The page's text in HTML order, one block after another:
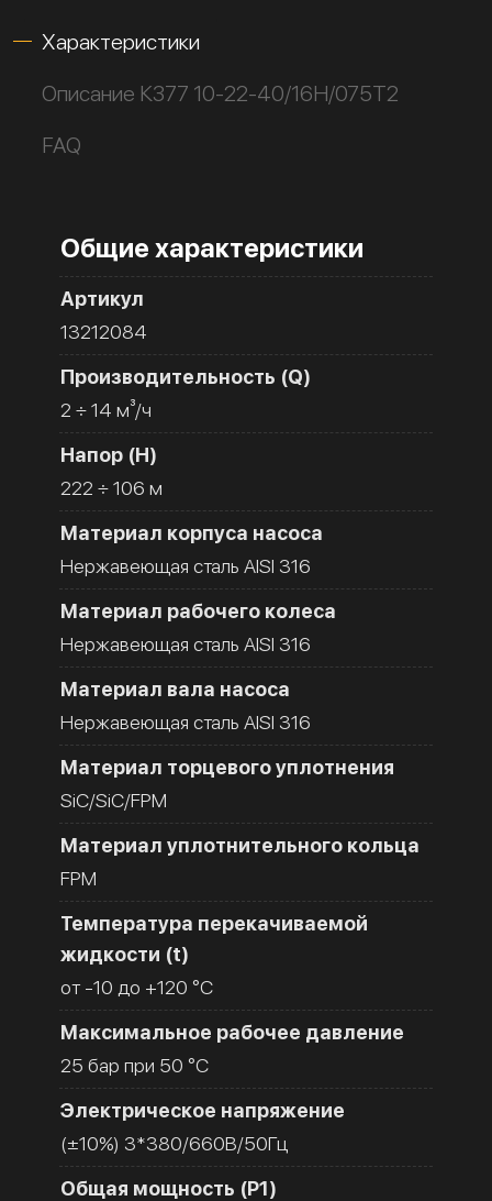
Характеристики
Описание К377 10-22-40/16Н/075Т2
FAQ
Общие характеристики
Артикул
13212084
Производительность (Q)
2 ÷ 14 м³/ч
Напор (H)
222 ÷ 106 м
Материал корпуса насоса
Нержавеющая сталь AISI 316
Материал рабочего колеса
Нержавеющая сталь AISI 316
Материал вала насоса
Нержавеющая сталь AISI 316
Материал торцевого уплотнения
SiC/SiC/FPM
Материал уплотнительного кольца
FPM
Температура перекачиваемой
жидкости (t)
от -10 до +120 °C
Максимальное рабочее давление
25 бар при 50 °C
Электрическое напряжение
(±10%) 3*380/660В/50Гц
Общая мощность (Р1)